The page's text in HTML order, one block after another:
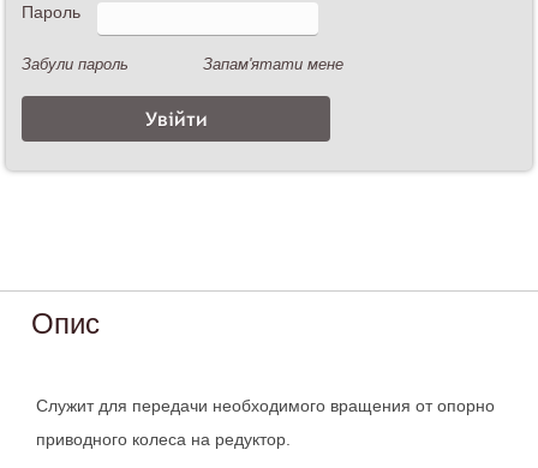
Опис
Служит для передачи необходимого вращения от опорно
приводного колеса на редуктор.
Пароль
Забули пароль Запам'ятати мене